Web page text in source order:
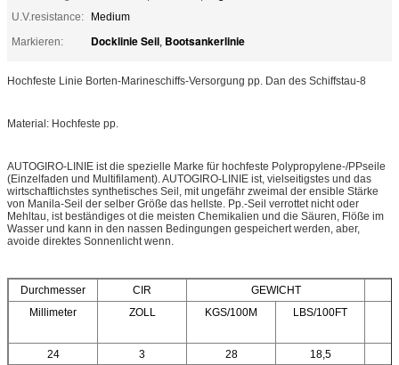
U.V.resistance:
Medium
Markieren:
Docklinie Seil, Bootsankerlinie
Hochfeste Linie Borten-Marineschiffs-Versorgung pp. Dan des Schiffstau-8
Material: Hochfeste pp.
AUTOGIRO-LINIE ist die spezielle Marke für hochfeste Polypropylene-/PPseile
(Einzelfaden und Multifilament). AUTOGIRO-LINIE ist, vielseitigstes und das
wirtschaftlichstes synthetisches Seil, mit ungefähr zweimal der ensible Stärke
von Manila-Seil der selber Größe das hellste. Pp.-Seil verrottet nicht oder
Mehltau, ist beständiges ot die meisten Chemikalien und die Säuren, Flöße im
Wasser und kann in den nassen Bedingungen gespeichert werden, aber,
avoide direktes Sonnenlicht wenn.
Durchmesser CIR
GEWICHT
Millimeter
ZOLL KGS/100M LBS/100FT
24 3 28 18,5